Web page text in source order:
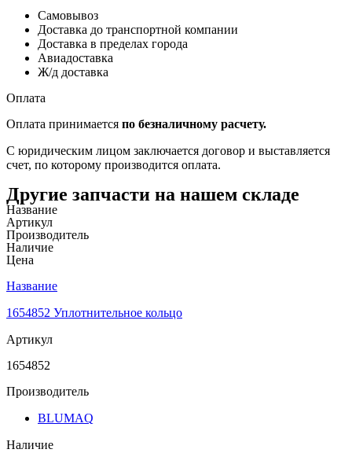
Самовывоз
Доставка до транспортной компании
Доставка в пределах города
Авиадоставка
Ж/д доставка
Оплата
Оплата принимается по безналичному расчету.
С юридическим лицом заключается договор и выставляется
счет, по которому производится оплата.
Другие запчасти на нашем складе
Название
Артикул
Производитель
Наличие
Цена
Название
1654852 Уплотнительное кольцо
Артикул
1654852
Производитель
BLUMAQ
Наличие